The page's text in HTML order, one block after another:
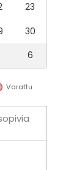
23
30
6
Varattu